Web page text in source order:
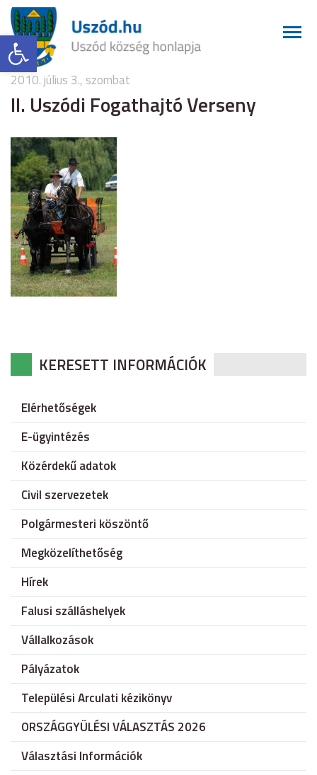
Eszköztár megnyitása
2010. július 3., szombat
II. Uszódi Fogathajtó Verseny
KERESETT INFORMÁCIÓK
Elérhetőségek
E-ügyintézés
Közérdekű adatok
Civil szervezetek
Polgármesteri köszöntő
Megközelíthetőség
Hírek
Falusi szálláshelyek
Vállalkozások
Pályázatok
Települési Arculati kézikönyv
ORSZÁGGYÜLÉSI VÁLASZTÁS 2026
Választási Információk